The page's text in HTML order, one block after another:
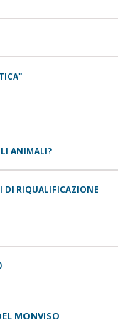
ANIMALI?
DI RIQUALIFICAZIONE
MONVISO